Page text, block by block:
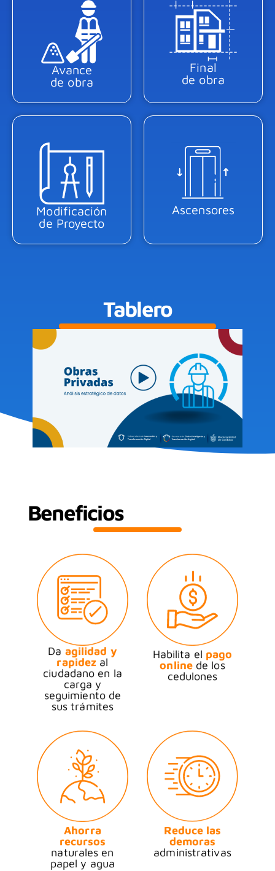
Avance
de obra
Final
de obra
Modificación
de Proyecto
Ascensores
Tablero
Beneficios
Da agilidad y
rapidez al
ciudadano en la
carga y
seguimiento de
sus trámites
Habilita el pago
onlinede los
cedulones
Ahorra
recursos
naturales en
papel y agua
Reduce las
demoras
administrativas